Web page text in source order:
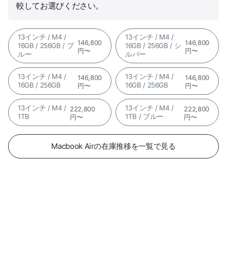
較してお選びください。
13インチ / M4 /
16GB / 256GB / ブ
ルー
146,800
円〜
13インチ / M4 /
16GB / 256GB / シ
ルバー
146,800
円〜
13インチ / M4 /
16GB / 256GB
146,800
円〜
13インチ / M4 /
16GB / 256GB
146,800
円〜
13インチ / M4 /
1TB
222,800
円〜
13インチ / M4 /
1TB / ブルー
222,800
円〜
Macbook Airの在庫推移を一覧で見る